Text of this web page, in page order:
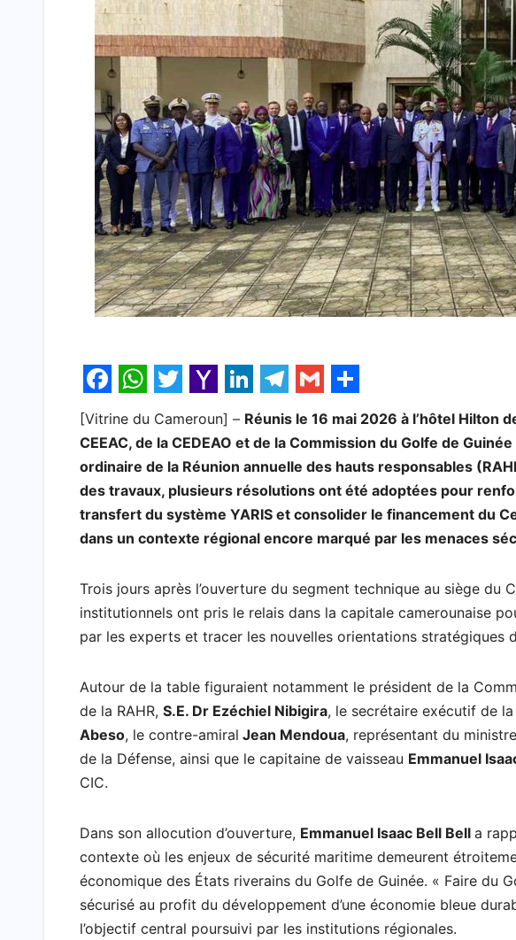
F
a
c
e
b
o
o
k
W
h
a
t
s
A
p
p
T
w
i
t
t
e
a
h
o
o
M
a
i
l
L
i
n
k
e
d
n
e
l
e
g
r
m
G
m
a
i
l
h
a
r
e
[Vitrine du Cameroun] – Réunis le 16 mai 2026 à l’hôtel Hilton
CEEAC, de la CEDEAO et de la Commission du Golfe de
ordinaire de la Réunion annuelle des hauts responsables
des travaux, plusieurs résolutions ont été adoptées pour
transfert du système YARIS et consolider le financement du
dans un contexte régional encore marqué par les menaces
Trois jours après l’ouverture du segment technique au siège du
institutionnels ont pris le relais dans la capitale camerounaise
par les experts et tracer les nouvelles orientations stratégiques
Autour de la table figuraient notamment le président de la
de la RAHR, S.E. Dr Ezéchiel Nibigira, le secrétaire exécutif de
Abeso, le contre-amiral Jean Mendoua, représentant du
de la Défense, ainsi que le capitaine de vaisseau Emmanuel
CIC.
Dans son allocution d’ouverture, Emmanuel Isaac Bell Bell a
contexte où les enjeux de sécurité maritime demeurent
économique des États riverains du Golfe de Guinée. « Faire du
sécurisé au profit du développement d’une économie bleue
l’objectif central poursuivi par les institutions régionales.